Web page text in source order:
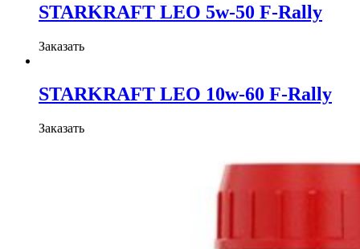
STARKRAFT LEO 5w-50 F-Rally
Заказать
STARKRAFT LEO 10w-60 F-Rally
Заказать